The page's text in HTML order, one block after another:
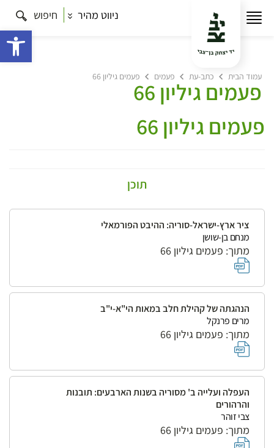
ניווט מהיר חיפוש
עמוד הבית כתב-עת פעמים פעמים גיליון 66
פעמים גיליון 66
פעמים גיליון 66
תוכן
ציר ארץ-ישראל-סוריה: ההיבט הפורמאלי
מנחם בן-שושן
מתוך: פעמים גיליון 66
הנהגתה של קהילת חלב במאות הי"א-י"ב
מרים פרנקל
מתוך: פעמים גיליון 66
העפלה ועלייה ב' מסוריה בשנות הארבעים: תובנות
והרהורים
צבי זוהר
מתוך: פעמים גיליון 66